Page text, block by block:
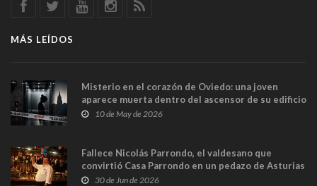
MÁS LEÍDOS
Misterio en el corazón de Oviedo: una joven
aparece muerta dentro del ascensor de su edificio
y las cámaras captan sus últimos minutos
10 de May de 2026
Fallece Nicolás Parrondo, el valdesano que
convirtió Casa Parrondo en un pedazo de Asturias
en Madrid
30 de Jun de 2026